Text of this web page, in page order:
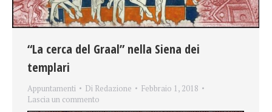
“La cerca del Graal” nella Siena dei
templari
Appuntamenti Di Redazione
Febbraio 1, 2018
Lascia un commento